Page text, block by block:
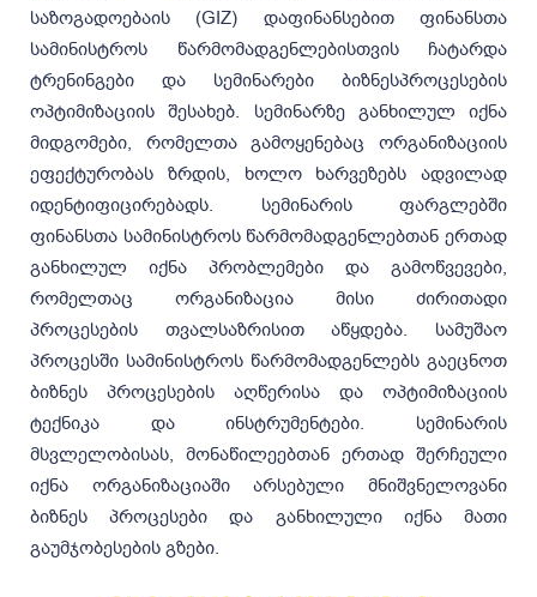
საზოგადოებაის (GIZ) დაფინანსებით ფინანსთა
სამინისტროს წარმომადგენლებისთვის ჩატარდა
ტრენინგები და სემინარები ბიზნესპროცესების
ოპტიმიზაციის შესახებ. სემინარზე განხილულ იქნა
მიდგომები, რომელთა გამოყენებაც ორგანიზაციის
ეფექტურობას ზრდის, ხოლო ხარვეზებს ადვილად
იდენტიფიცირებადს. სემინარის ფარგლებში
ფინანსთა სამინისტროს წარმომადგენლებთან ერთად
განხილულ იქნა პრობლემები და გამოწვევები,
რომელთაც ორგანიზაცია მისი ძირითადი
პროცესების თვალსაზრისით აწყდება. სამუშაო
პროცესში სამინისტროს წარმომადგენლებს გაეცნოთ
ბიზნეს პროცესების აღწერისა და ოპტიმიზაციის
ტექნიკა და ინსტრუმენტები. სემინარის
მსვლელობისას, მონაწილეებთან ერთად შერჩეული
იქნა ორგანიზაციაში არსებული მნიშვნელოვანი
ბიზნეს პროცესები და განხილული იქნა მათი
გაუმჯობესების გზები.